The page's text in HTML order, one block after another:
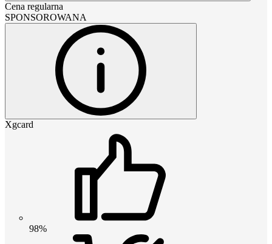
Cena regularna
SPONSOROWANA
Xgcard
98%